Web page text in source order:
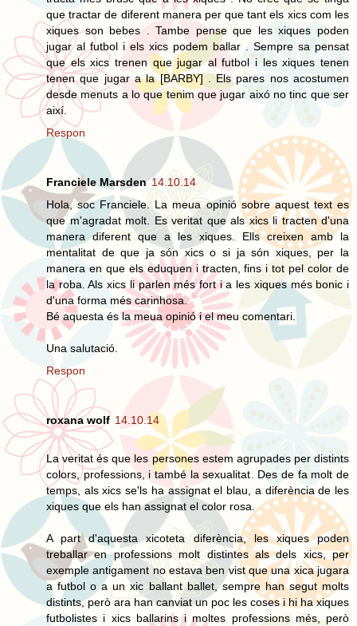
que tractar de diferent manera per que tant els xics com les
xiques son bebes . Tambe pense que les xiques poden
jugar al futbol i els xics podem ballar . Sempre sa pensat
que els xics trenen que jugar al futbol i les xiques tenen
tenen que jugar a la [BARBY] . Els pares nos acostumen
desde menuts a lo que tenim que jugar aixó no tinc que ser
així.
Respon
Franciele Marsden 14.10.14
Hola, soc Franciele. La meua opinió sobre aquest text es
que m'agradat molt. Es veritat que als xics li tracten d'una
manera diferent que a les xiques. Ells creixen amb la
mentalitat de que ja són xics o si ja són xiques, per la
manera en que els eduquen i tracten, fins i tot pel color de
la roba. Als xics li parlen més fort i a les xiques més bonic i
d'una forma més carinhosa.
Bé aquesta és la meua opinió i el meu comentari.
Una salutació.
Respon
roxana wolf 14.10.14
La veritat és que les persones estem agrupades per distints
colors, professions, i també la sexualitat. Des de fa molt de
temps, als xics se'ls ha assignat el blau, a diferència de les
xiques que els han assignat el color rosa.
A part d'aquesta xicoteta diferència, les xiques poden
treballar en professions molt distintes als dels xics, per
exemple antigament no estava ben vist que una xica jugara
a futbol o a un xic ballant ballet, sempre han segut molts
distints, però ara han canviat un poc les coses i hi ha xiques
futbolistes i xics ballarins i moltes professions més, però